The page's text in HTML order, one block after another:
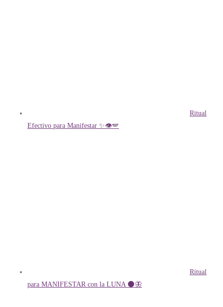
Ritual
Efectivo para Manifestar ✨👁️🪽
Ritual
para MANIFESTAR con la LUNA 🌑🦋